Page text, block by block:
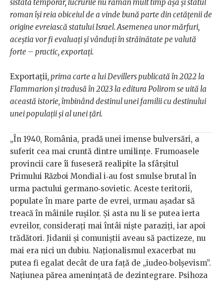
sistată temporar, lucrurile nu rămân mult timp așa și statul
roman își reia obiceiul de a vinde bună parte din cetățenii de
origine evreiască statului Israel. Asemenea unor mărfuri,
aceștia vor fi evaluați și vânduți în străinătate pe valută
forte – practic, exportați.
Exportaţii, prima carte a lui Devillers publicată în 2022 la
Flammarion și tradusă în 2023 la editura Polirom se uită la
această istorie, îmbinând destinul unei familii cu destinului
unei populații și al unei țări.
„În 1940, România, pradă unei imense bulversări, a
suferit cea mai cruntă dintre umilințe. Frumoasele
provincii care îi fuseseră realipite la sfârșitul
Primului Război Mondial i‑au fost smulse brutal în
urma pactului germano‑sovietic. Aceste teritorii,
populate în mare parte de evrei, urmau așadar să
treacă în mâinile rușilor. Și asta nu li se putea ierta
evreilor, considerați mai întâi niște paraziți, iar apoi
trădători. Jidanii și comuniștii aveau să pactizeze, nu
mai era nici un dubiu. Naționalismul exacerbat nu
putea fi egalat decât de ura față de „iudeo‑bolșevism”.
Națiunea părea amenințată de dezintegrare. Psihoza